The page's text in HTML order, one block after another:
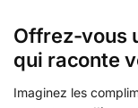
Offrez-vous
qui raconte
Imaginez les